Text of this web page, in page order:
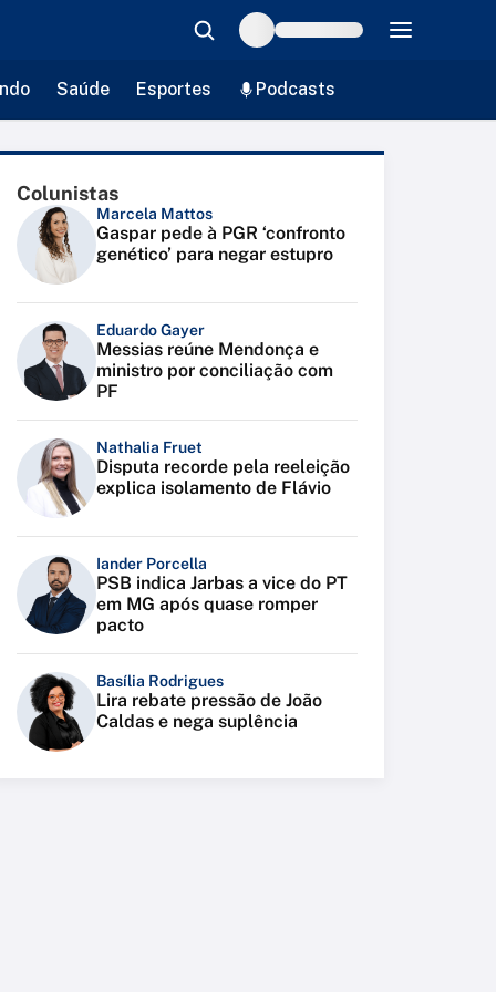
Saúde Esportes Podcasts
Colunistas
Marcela Mattos
Gaspar pede à PGR ‘confronto
genético’ para negar estupro
Eduardo Gayer
Messias reúne Mendonça e
ministro por conciliação com
PF
Nathalia Fruet
Disputa recorde pela reeleição
explica isolamento de Flávio
Iander Porcella
PSB indica Jarbas a vice do PT
em MG após quase romper
pacto
Basília Rodrigues
Lira rebate pressão de João
Caldas e nega suplência